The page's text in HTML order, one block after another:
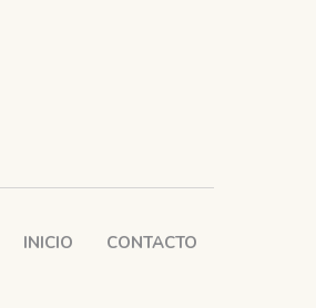
INICIO CONTACTO